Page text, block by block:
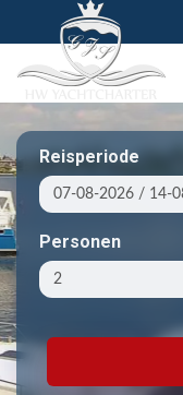
Reisperiode
Personen